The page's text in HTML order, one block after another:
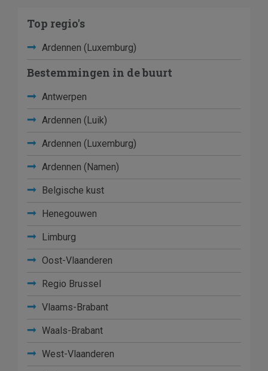
Top regio's
Ardennen (Luxemburg)
Bestemmingen in de buurt
Antwerpen
Ardennen (Luik)
Ardennen (Luxemburg)
Ardennen (Namen)
Belgische kust
Henegouwen
Limburg
Oost-Vlaanderen
Regio Brussel
Vlaams-Brabant
Waals-Brabant
West-Vlaanderen